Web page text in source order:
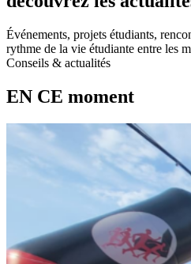
Événements, projets étudiants,
rythme de la vie étudiante entre les
Conseils & actualités
EN CE moment